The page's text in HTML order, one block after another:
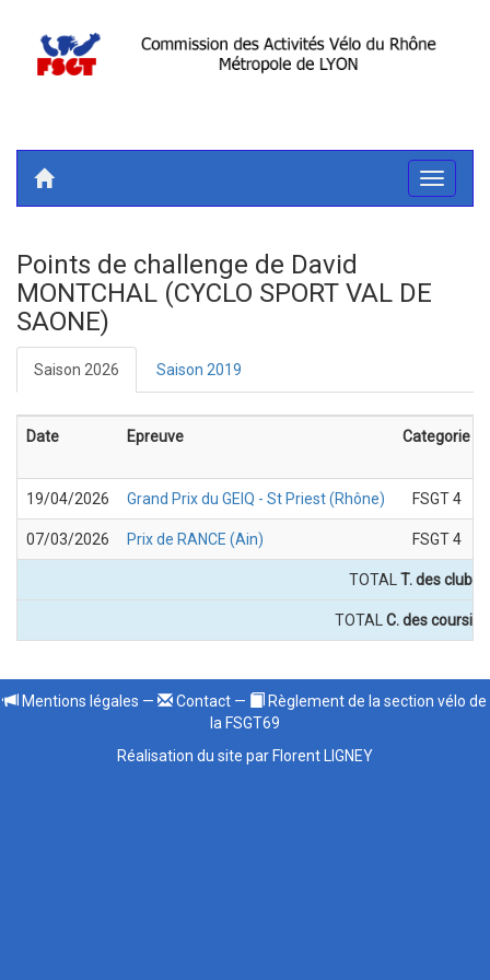
Toggle
Points de challenge de David
MONTCHAL (CYCLO SPORT VAL DE
SAONE)
Saison 2026 Saison 2019
Date Epreuve Categorie
19/04/2026 Grand Prix du GEIQ - St Priest (Rhône) FSGT 4
07/03/2026 Prix de RANCE (Ain) FSGT 4
TOTAL T. des clubs
TOTAL C. des
Mentions légales — Contact —
Règlement de la section vélo de
la FSGT69
Réalisation du site par Florent LIGNEY